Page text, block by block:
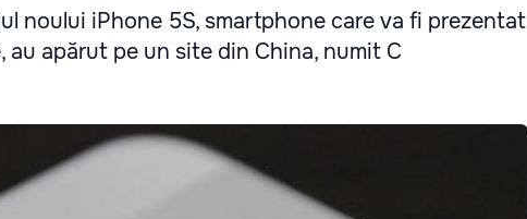
noului iPhone 5S, smartphone care va fi prezentat
au apărut pe un site din China, numit C